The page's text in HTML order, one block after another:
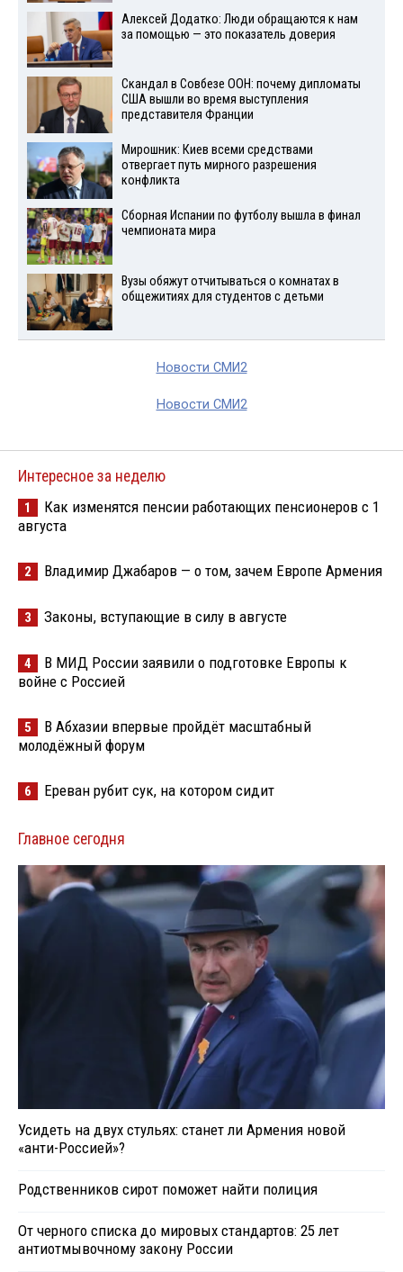
Алексей Додатко: Люди обращаются к нам
за помощью — это показатель доверия
Скандал в Совбезе ООН: почему дипломаты
США вышли во время выступления
представителя Франции
Мирошник: Киев всеми средствами
отвергает путь мирного разрешения
конфликта
Сборная Испании по футболу вышла в финал
чемпионата мира
Вузы обяжут отчитываться о комнатах в
общежитиях для студентов с детьми
Новости СМИ2
Новости СМИ2
Интересное за неделю
1
Как изменятся пенсии работающих пенсионеров с 1
августа
2 Владимир Джабаров — о том, зачем Европе Армения
3 Законы, вступающие в силу в августе
4
В МИД России заявили о подготовке Европы к
войне с Россией
5
В Абхазии впервые пройдёт масштабный
молодёжный форум
6 Ереван рубит сук, на котором сидит
Главное сегодня
Усидеть на двух стульях: станет ли Армения новой
«анти-Россией»?
Родственников сирот поможет найти полиция
От черного списка до мировых стандартов: 25 лет
антиотмывочному закону России